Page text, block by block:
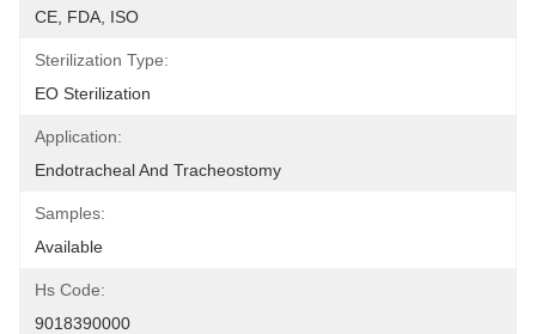
CE, FDA, ISO
Sterilization Type:
EO Sterilization
Application:
Endotracheal And Tracheostomy
Samples:
Available
Hs Code:
9018390000